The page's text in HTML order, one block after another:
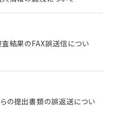
結果のFAX誤送信につい
の提出書類の誤返送につい